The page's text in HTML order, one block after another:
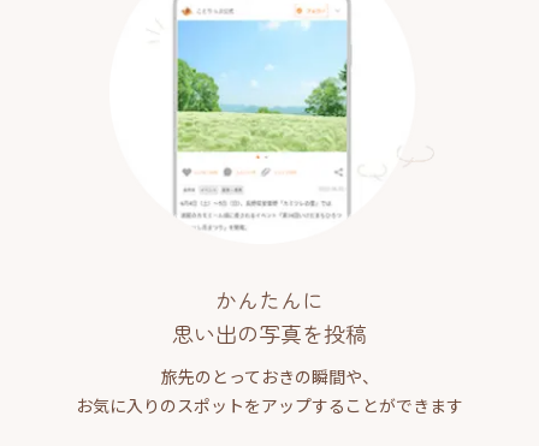
かんたんに
思い出の写真を投稿
旅先のとっておきの瞬間や、
お気に入りのスポットをアップすることができます